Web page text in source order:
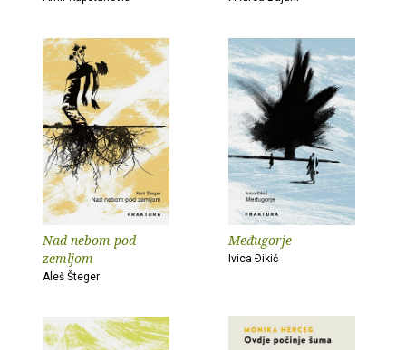
Nad nebom pod
zemljom
Aleš Šteger
Međugorje
Ivica Ðikić